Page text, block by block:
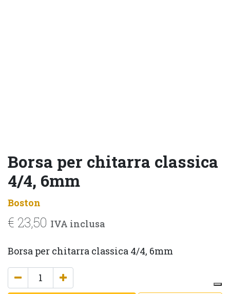
Borsa per chitarra classica
4/4, 6mm
Boston
€ 23,50 IVA inclusa
Borsa per chitarra classica 4/4, 6mm